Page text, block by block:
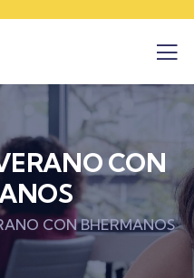
CON
CON BHERMANOS